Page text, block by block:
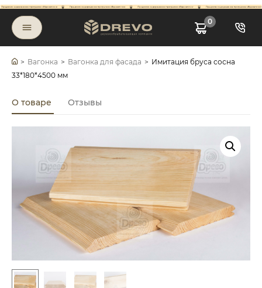
0
> Вагонка > Вагонка для фасада > Имитация бруса сосна
33*180*4500 мм
О товаре Отзывы